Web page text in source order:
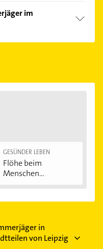
Sonn- und
im
wie GMP.
GESÜNDER LEBEN
Flöhe beim
Menschen
in
von Leipzig